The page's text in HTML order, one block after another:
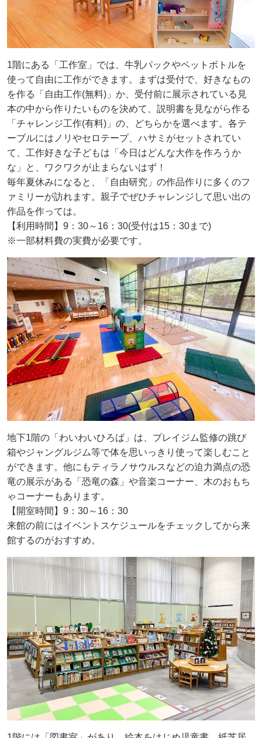
1階にある「工作室」では、牛乳パックやペットボトルを
使って自由に工作ができます。まずは受付で、好きなもの
を作る「自由工作(無料)」か、受付前に展示されている見
本の中から作りたいものを決めて、説明書を見ながら作る
「チャレンジ工作(有料)」の、どちらかを選べます。各テ
ーブルにはノリやセロテープ、ハサミがセットされてい
て、工作好きな子どもは「今日はどんな大作を作ろうか
な」と、ワクワクが止まらないはず！
毎年夏休みになると、「自由研究」の作品作りに多くのフ
ァミリーが訪れます。親子でぜひチャレンジして思い出の
作品を作っては。
【利用時間】9：30～16：30(受付は15：30まで)
※一部材料費の実費が必要です。
地下1階の「わいわいひろば」は、プレイジム監修の跳び
箱やジャングルジム等で体を思いっきり使って楽しむこと
ができます。他にもティラノサウルスなどの迫力満点の恐
竜の展示がある「恐竜の森」や音楽コーナー、木のおもち
ゃコーナーもあります。
【開室時間】9：30～16：30
来館の前にはイベントスケジュールをチェックしてから来
館するのがおすすめ。